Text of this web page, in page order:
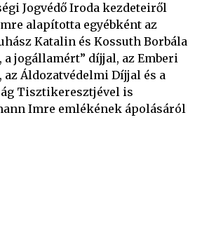
Jogvédő Iroda kezdeteiről
alapította egyébként az
Katalin és Kossuth Borbála
a jogállamért” díjjal, az Emberi
Áldozatvédelmi Díjjal és a
Tisztikeresztjével is
Imre emlékének ápolásáról